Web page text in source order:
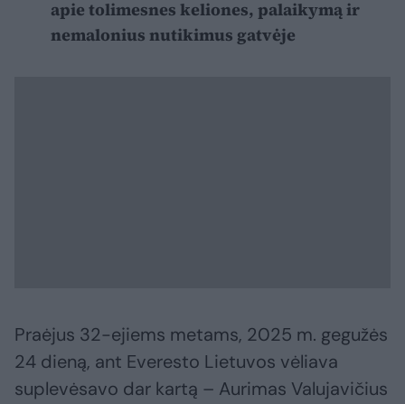
apie tolimesnes keliones, palaikymą ir
nemalonius nutikimus gatvėje
Praėjus 32-ejiems metams, 2025 m. gegužės
24 dieną, ant Everesto Lietuvos vėliava
suplevėsavo dar kartą – Aurimas Valujavičius